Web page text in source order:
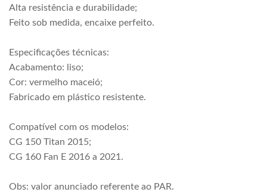
Alta resistência e durabilidade;
Feito sob medida, encaixe perfeito.
Especificações técnicas:
Acabamento: liso;
Cor: vermelho maceió;
Fabricado em plástico resistente.
Compatível com os modelos:
CG 150 Titan 2015;
CG 160 Fan E 2016 a 2021.
Obs: valor anunciado referente ao PAR.